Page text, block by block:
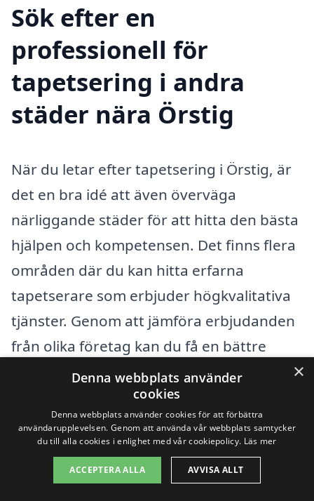
Sök efter en
professionell för
tapetsering i andra
städer nära Örstig
När du letar efter tapetsering i Örstig, är
det en bra idé att även överväga
närliggande städer för att hitta den bästa
hjälpen och kompetensen. Det finns flera
områden där du kan hitta erfarna
tapetserare som erbjuder högkvalitativa
tjänster. Genom att jämföra erbjudanden
från olika företag kan du få en bättre
känsla för priser och alternativ.
Några av de städer som ligger i närheten
av Örstig och där du kan hitta kunniga
tapetserare inkluderar:
×
Denna webbplats använder
cookies
Denna webbplats använder cookies för att förbättra
användarupplevelsen. Genom att använda vår webbplats samtycker
du till alla cookies i enlighet med vår cookiepolicy. Läs mer
ACCEPTERA ALLA AVVISA ALLT